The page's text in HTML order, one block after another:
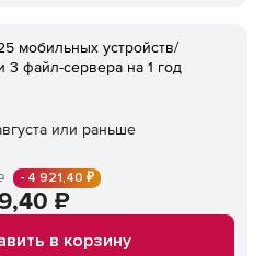
мобильных устройств/
3 файл-сервера на 1 год
или раньше
- 4 921,40 ₽
₽
в корзину